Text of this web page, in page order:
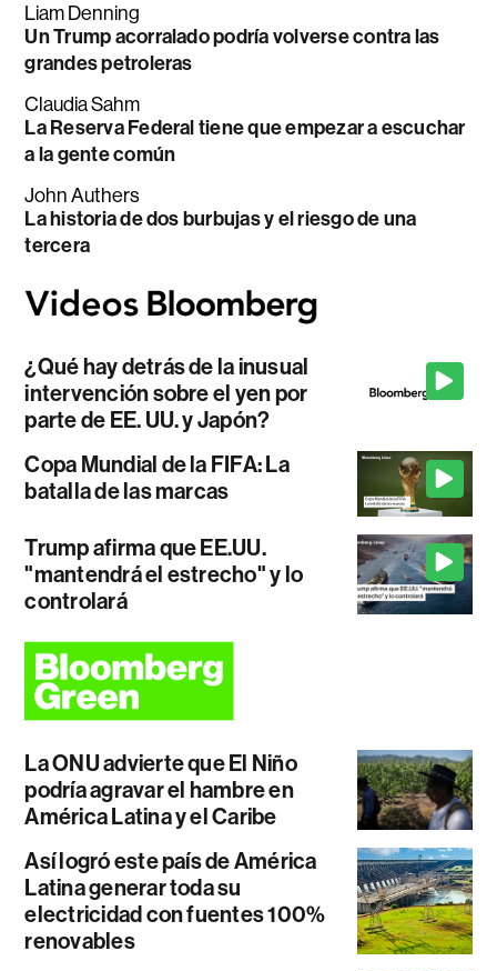
Liam Denning
Un Trump acorralado podría volverse contra las
grandes petroleras
Claudia Sahm
La Reserva Federal tiene que empezar a escuchar
a la gente común
John Authers
La historia de dos burbujas y el riesgo de una
tercera
¿Qué hay detrás de la inusual
intervención sobre el yen por
parte de EE. UU. y Japón?
Copa Mundial de la FIFA: La
batalla de las marcas
Trump afirma que EE.UU.
"mantendrá el estrecho" y lo
controlará
La ONU advierte que El Niño
podría agravar el hambre en
América Latina y el Caribe
Así logró este país de América
Latina generar toda su
electricidad con fuentes 100%
renovables